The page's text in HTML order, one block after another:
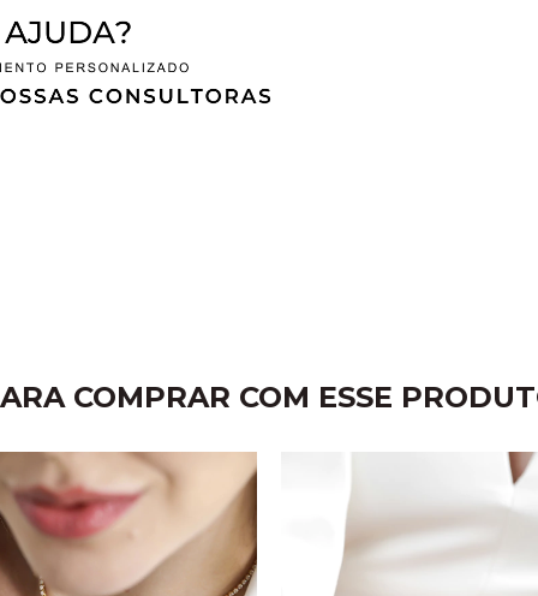
COMPRAR COM ESSE